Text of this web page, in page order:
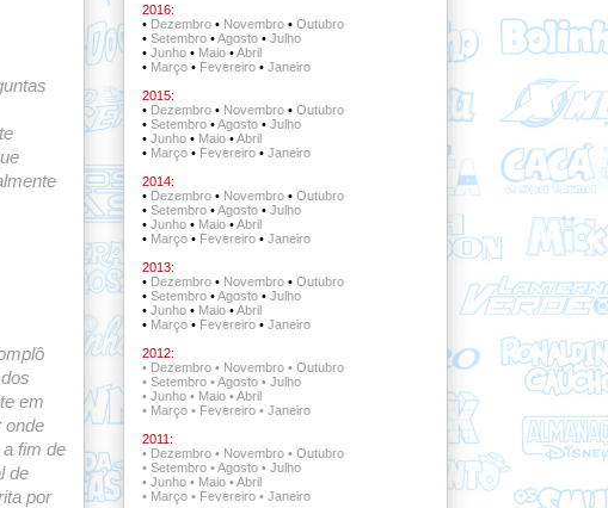
em
onde
fim de
de
por
2016:
• Dezembro• Novembro• Outubro
• Setembro•Agosto• Julho
• Junho• Maio•Abril
• Março• Fevereiro• Janeiro
2015:
• Dezembro• Novembro• Outubro
• Setembro•Agosto• Julho
• Junho• Maio•Abril
• Março• Fevereiro• Janeiro
2014:
• Dezembro • Novembro • Outubro
• Setembro• Agosto • Julho
• Junho• Maio•Abril
• Março• Fevereiro• Janeiro
2013:
• Dezembro• Novembro• Outubro
• Setembro•Agosto• Julho
• Junho• Maio•Abril
• Março• Fevereiro• Janeiro
2012:
• Dezembro• Novembro• Outubro
• Setembro •Agosto• Julho
• Junho• Maio •Abril
• Março• Fevereiro• Janeiro
2011:
• Dezembro• Novembro• Outubro
• Setembro•Agosto• Julho
• Junho• Maio•Abril
• Março• Fevereiro• Janeiro